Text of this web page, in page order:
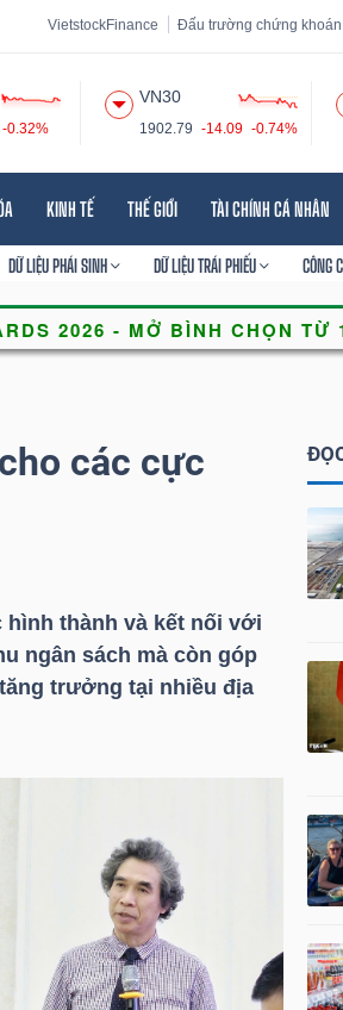
VietstockFinance Đấu trường chứng khoán
-0.32%
VN30
1902.79 -14.09 -0.74%
KINH TẾ THẾ GIỚI TÀI CHÍNH CÁ NHÂN
DỮ LIỆU PHÁI SINH DỮ LIỆU TRÁI PHIẾU CÔNG
các cực
thành và kết nối với
ngân sách mà còn góp
trưởng tại nhiều địa